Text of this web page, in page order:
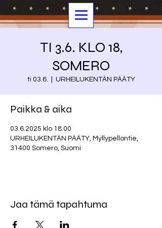
TI 3.6. KLO 18,
SOMERO
ti 03.6. URHEILUKENTÄN PÄÄTY
Paikka & aika
03.6.2025 klo 18.00
URHEILUKENTÄN PÄÄTY, Myllypellontie,
31400 Somero, Suomi
Jaa tämä tapahtuma